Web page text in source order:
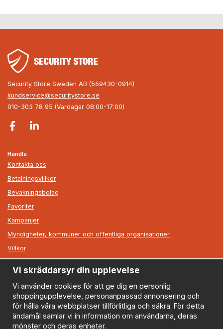
Security Store Sweden AB (559430-0914)
kundservice@securitystore.se
010-303 78 95 (Vardagar 08:00-17:00)
Handla
Kontakta oss
Betalningsvillkor
Bevakningsbolag
Favoriter
Kampanjer
Myndigheter, kommuner och offentliga organisationer
Villkor
Information
Om oss
Nyheter
Nyhetsbrev
Logga in
Vi skräddarsyr din upplevelse
Vi använder cookies för att ge dig en personlig
shoppingupplevelse, personanpassad annonsering och
för hålla våra webbplatser tillförlitliga och säkra. För detta
ändamål samlar vi in information om användarna, deras
mönster och deras enheter.